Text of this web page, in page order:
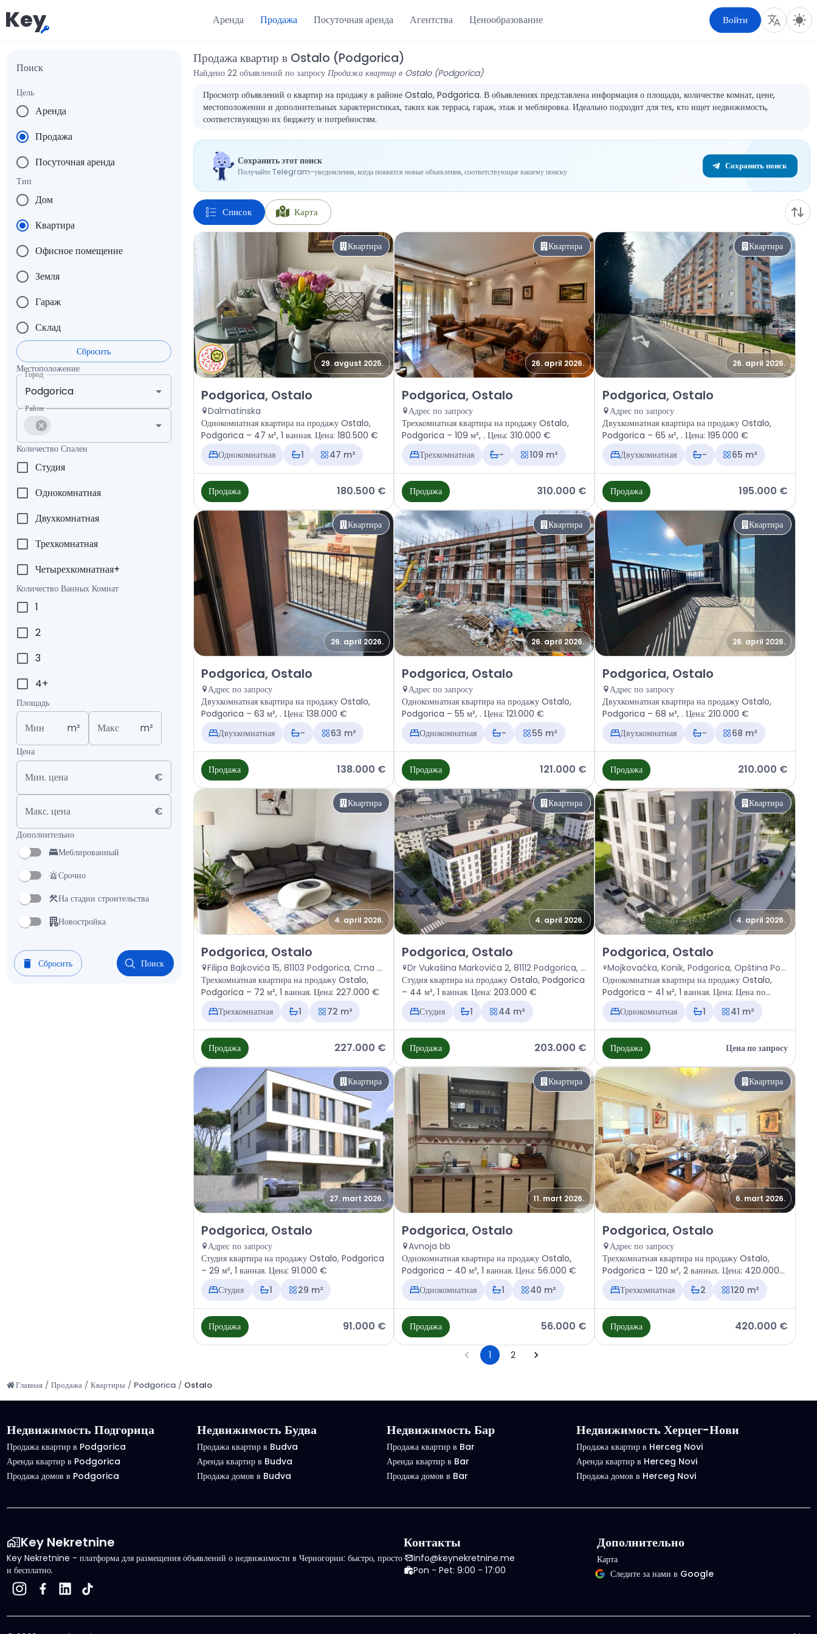
Key Аренда Продажа Посуточная аренда Агентства Ценообразование Войти
Поиск
Цель
Аренда
Продажа
Посуточная аренда
Тип
Дом
Квартира
Офисное помещение
Земля
Гараж
Склад
Сбросить
Местоположение
Город
Район
Количество Спален
Студия
Однокомнатная
Двухкомнатная
Трехкомнатная
Четырехкомнатная+
Количество Ванных Комнат
1
2
3
4+
Площадь
Мин m² Макс m²
Цена
Мин. цена €
Макс. цена €
Дополнительно
Меблированный
Срочно
На стадии строительства
Новостройка
Сбросить Поиск
Продажа квартир в Ostalo (Podgorica)
Найдено 22 объявлений по запросу Продажа квартир в Ostalo (Podgorica)
Просмотр объявлений о квартир на продажу в районе Ostalo, Podgorica. В объявлениях представлена информация о площади, количестве комнат, цене,
местоположении и дополнительных характеристиках, таких как терраса, гараж, этаж и меблировка. Идеально подходит для тех, кто ищет недвижимость,
соответствующую их бюджету и потребностям.
Сохранить этот поиск
Получайте Telegram-уведомления, когда появятся новые объявления, соответствующие вашему поиску.
Сохранить поиск
Список Карта
Квартира
29. avgust 2025.
Продажа - Квартира Podgorica, Ostalo
Podgorica, Ostalo
Dalmatinska
Однокомнатная квартира на продажу Ostalo,
Podgorica – 47 м², 1 ванная. Цена: 180.500 €
Однокомнатная
1 47 m²
Продажа 180.500 €
Квартира
26. april 2026.
Продажа - Квартира Podgorica, Ostalo
Podgorica, Ostalo
Адрес по запросу
Трехкомнатная квартира на продажу Ostalo,
Podgorica – 109 м², . Цена: 310.000 €
Трехкомнатная
- 109 m²
Продажа 310.000 €
Квартира
26. april 2026.
Продажа - Квартира Podgorica, Ostalo
Podgorica, Ostalo
Адрес по запросу
Двухкомнатная квартира на продажу Ostalo,
Podgorica – 65 м², . Цена: 195.000 €
Двухкомнатная
- 65 m²
Продажа 195.000 €
Квартира
26. april 2026.
Продажа - Квартира Podgorica, Ostalo
Podgorica, Ostalo
Адрес по запросу
Двухкомнатная квартира на продажу Ostalo,
Podgorica – 63 м², . Цена: 138.000 €
Двухкомнатная
- 63 m²
Продажа 138.000 €
Квартира
26. april 2026.
Продажа - Квартира Podgorica, Ostalo
Podgorica, Ostalo
Адрес по запросу
Однокомнатная квартира на продажу Ostalo,
Podgorica – 55 м², . Цена: 121.000 €
Однокомнатная
- 55 m²
Продажа 121.000 €
Квартира
26. april 2026.
Продажа - Квартира Podgorica, Ostalo
Podgorica, Ostalo
Адрес по запросу
Двухкомнатная квартира на продажу Ostalo,
Podgorica – 68 м², . Цена: 210.000 €
Двухкомнатная
- 68 m²
Продажа 210.000 €
Квартира
4. april 2026.
Продажа - Квартира Podgorica, Ostalo
Podgorica, Ostalo
Filipa Bajkovića 15, 81103 Podgorica, Crna Gora
Трехкомнатная квартира на продажу Ostalo,
Podgorica – 72 м², 1 ванная. Цена: 227.000 €
Трехкомнатная
1 72 m²
Продажа 227.000 €
Квартира
4. april 2026.
Продажа - Квартира Podgorica, Ostalo
Podgorica, Ostalo
Dr Vukašina Markovića 2, 81112 Podgorica, Crna Gora
Студия квартира на продажу Ostalo, Podgorica
– 44 м², 1 ванная. Цена: 203.000 €
Студия
1 44 m²
Продажа 203.000 €
Квартира
4. april 2026.
Продажа - Квартира Podgorica, Ostalo
Podgorica, Ostalo
Mojkovačka, Konik, Podgorica, Opština Podgorica, 81201, Crna Gora
Однокомнатная квартира на продажу Ostalo,
Podgorica – 41 м², 1 ванная. Цена: Цена по
запросу
Однокомнатная 1 41 m²
Продажа Цена по запросу
Квартира
27. mart 2026.
Продажа - Квартира Podgorica, Ostalo
Podgorica, Ostalo
Адрес по запросу
Студия квартира на продажу Ostalo, Podgorica
– 29 м², 1 ванная. Цена: 91.000 €
Студия
1 29 m²
Продажа 91.000 €
Квартира
11. mart 2026.
Продажа - Квартира Podgorica, Ostalo
Podgorica, Ostalo
Avnoja bb
Однокомнатная квартира на продажу Ostalo,
Podgorica – 40 м², 1 ванная. Цена: 56.000 €
Однокомнатная
1 40 m²
Продажа 56.000 €
Квартира
6. mart 2026.
Продажа - Квартира Podgorica, Ostalo
Podgorica, Ostalo
Адрес по запросу
Трехкомнатная квартира на продажу Ostalo,
Podgorica – 120 м², 2 ванных. Цена: 420.000
€
Трехкомнатная 2 120 m²
Продажа 420.000 €
1 2
Главная / Продажа / Квартиры / Podgorica / Ostalo
Недвижимость Подгорица
Продажа квартир в Podgorica
Аренда квартир в Podgorica
Продажа домов в Podgorica
Недвижимость Будва
Продажа квартир в Budva
Аренда квартир в Budva
Продажа домов в Budva
Недвижимость Бар
Продажа квартир в Bar
Аренда квартир в Bar
Продажа домов в Bar
Недвижимость Херцег-Нови
Продажа квартир в Herceg Novi
Аренда квартир в Herceg Novi
Продажа домов в Herceg Novi
Key Nekretnine
Key Nekretnine - платформа для размещения объявлений о недвижимости в Черногории: быстро, просто
и бесплатно.
Контакты
info@keynekretnine.me
Pon - Pet: 9:00 - 17:00
Дополнительно
Карта
Следите за нами в Google